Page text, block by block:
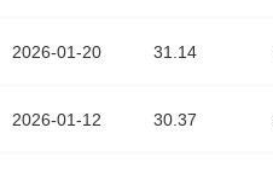
2026-01-20
2026-01-12
31.14
30.37